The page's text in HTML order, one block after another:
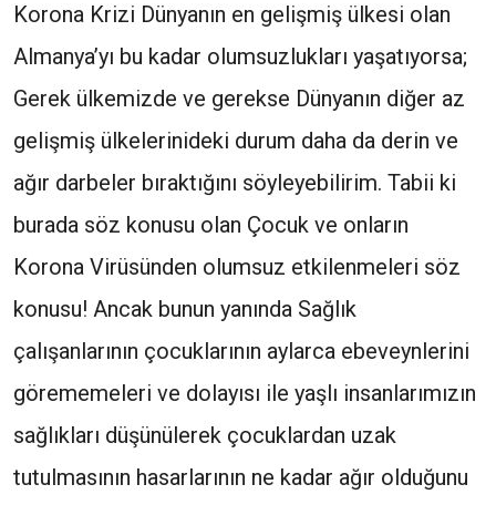
Korona Krizi Dünyanın en gelişmiş ülkesi olan
Almanya’yı bu kadar olumsuzlukları yaşatıyorsa;
Gerek ülkemizde ve gerekse Dünyanın diğer az
gelişmiş ülkelerinideki durum daha da derin ve
ağır darbeler bıraktığını söyleyebilirim. Tabii ki
burada söz konusu olan Çocuk ve onların
Korona Virüsünden olumsuz etkilenmeleri söz
konusu! Ancak bunun yanında Sağlık
çalışanlarının çocuklarının aylarca ebeveynlerini
görememeleri ve dolayısı ile yaşlı insanlarımızın
sağlıkları düşünülerek çocuklardan uzak
tutulmasının hasarlarının ne kadar ağır olduğunu